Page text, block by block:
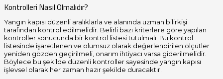
Kontrolleri Nasıl Olmalıdır?
Yangın kapısı düzenli aralıklarla ve alanında uzman bilirkişi
tarafından kontrol edilmelidir. Belirli bazı kriterlere göre yapılan
kontroller sonucunda bir kontrol listesi tutulmalı. Bu kontrol
listesinde işaretlenen ve olumsuz olarak değerlendirilen ölçütler
yeniden gözden geçirilmeli, onarım ihtiyacı varsa giderilmelidir.
Böylece bu şekilde düzenli kontroller sayesinde yangın kapısı
işlevsel olarak her zaman hazır şekilde duracaktır.